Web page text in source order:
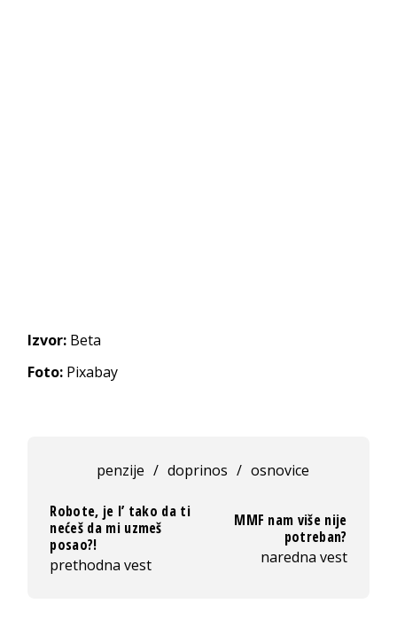
Izvor: Beta
Foto: Pixabay
penzije / doprinos / osnovice
Robote, je l’ tako da ti
nećeš da mi uzmeš
posao?!
prethodna vest
MMF nam više nije
potreban?
naredna vest